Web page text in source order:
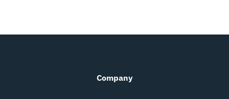
Company